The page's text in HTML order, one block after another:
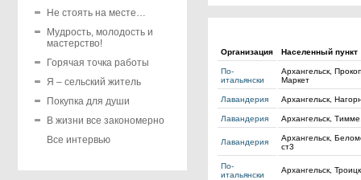
Не стоять на месте…
Мудрость, молодость и
мастерство!
Горячая точка работы
Я – сельский житель
Покупка для души
В жизни все закономерно
Все интервью
Организация Населенный пункт
По-
итальянски
Архангельск,
Маркет
Лавандерия Архангельск,
Лавандерия Архангельск,
Лавандерия
Архангельск,
ст3
По-
итальянски
Архангельск,